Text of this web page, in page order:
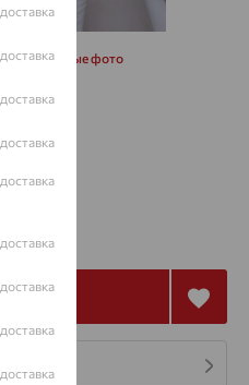
фото
₽
доставка
доставка
доставка
доставка
доставка
доставка
доставка
доставка
доставка